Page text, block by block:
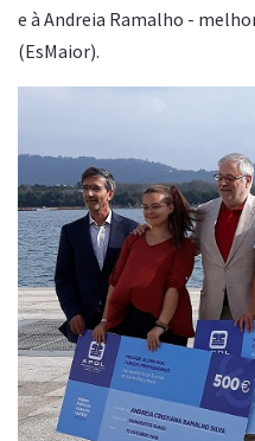
e à Andreia Ramalho -
(EsMaior).